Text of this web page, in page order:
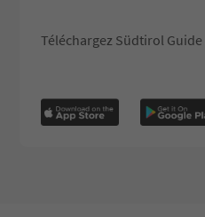
Téléchargez Südtirol Guide